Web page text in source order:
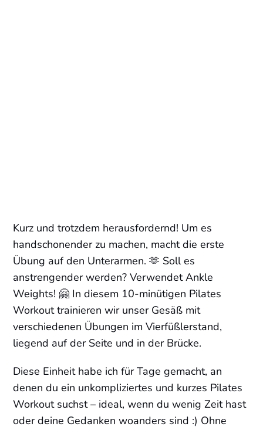
Kurz und trotzdem herausfordernd! Um es
handschonender zu machen, macht die erste
Übung auf den Unterarmen. 🫶 Soll es
anstrengender werden? Verwendet Ankle
Weights! 🤗 In diesem 10-minütigen Pilates
Workout trainieren wir unser Gesäß mit
verschiedenen Übungen im Vierfüßlerstand,
liegend auf der Seite und in der Brücke.
Diese Einheit habe ich für Tage gemacht, an
denen du ein unkompliziertes und kurzes Pilates
Workout suchst – ideal, wenn du wenig Zeit hast
oder deine Gedanken woanders sind :) Ohne